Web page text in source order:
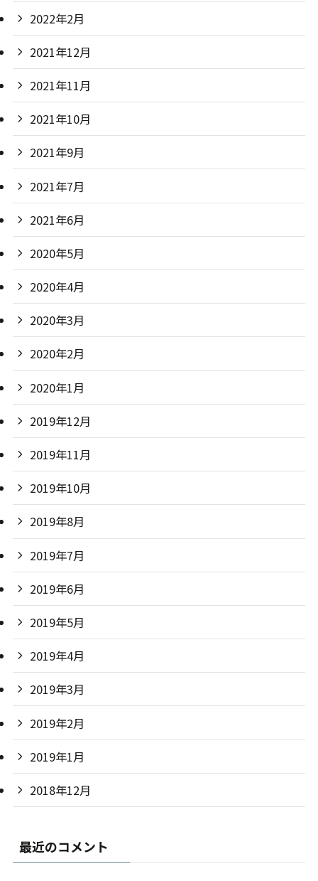
2022年2月
2021年12月
2021年11月
2021年10月
2021年9月
2021年7月
2021年6月
2020年5月
2020年4月
2020年3月
2020年2月
2020年1月
2019年12月
2019年11月
2019年10月
2019年8月
2019年7月
2019年6月
2019年5月
2019年4月
2019年3月
2019年2月
2019年1月
2018年12月
最近のコメント